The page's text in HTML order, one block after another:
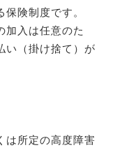
険制度です。
加入は任意のた
い（掛け捨て）が
は所定の高度障害